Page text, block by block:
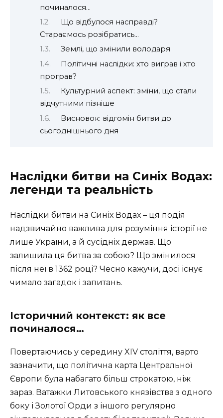
починалося…
Що відбулося насправді?
Стараємось розібратись…
Землі, що змінили володаря
Політичні наслідки: хто виграв і хто
програв?
Культурний аспект: зміни, що стали
відчутними пізніше
Висновок: відгомін битви до
сьогоднішнього дня
Наслідки битви на Синіх Водах:
легенди та реальність
Наслідки битви на Синіх Водах – ця подія
надзвичайно важлива для розуміння історії не
лише України, а й сусідніх держав. Що
залишила ця битва за собою? Що змінилося
після неї в 1362 році? Чесно кажучи, досі існує
чимало загадок і запитань.
Історичний контекст: як все
починалося…
Повертаючись у середину XIV століття, варто
зазначити, що політична карта Центральної
Європи була набагато більш строкатою, ніж
зараз. Ватажки Литовського князівства з одного
боку і Золотої Орди з іншого регулярно